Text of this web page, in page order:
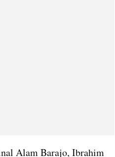
Alam Barajo, Ibrahim